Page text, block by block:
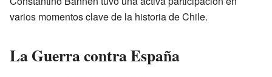
varios momentos clave de la historia de Chile.
La Guerra contra España